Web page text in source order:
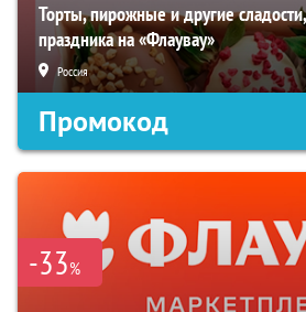
Торты, пирожные и другие
праздника на «Флаувау»
Россия
Промокод
-33%